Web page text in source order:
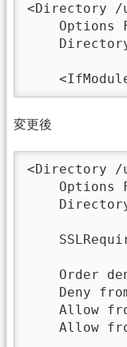
<Directory /
Options
変更後
<Directory /
Options
Order
Deny
Allow
Allow